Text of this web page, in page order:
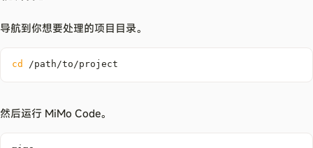
导航到你想要处理的项目目录。
cd /path/to/project
然后运行 MiMo Code。